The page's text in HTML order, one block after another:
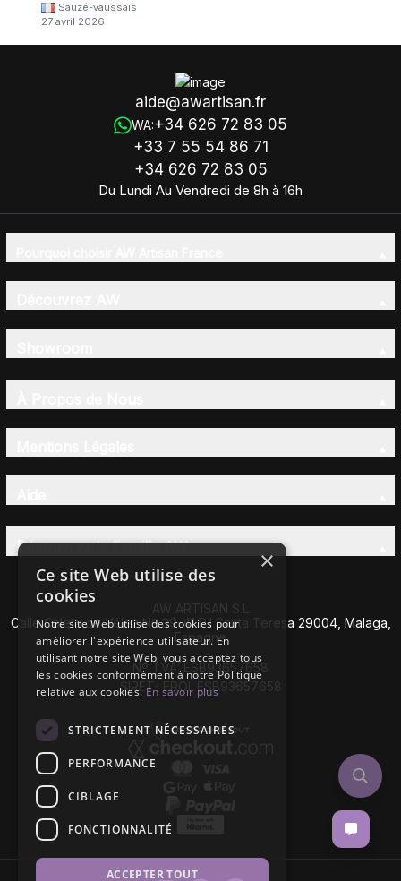
Sauzé-vaussais
27 avril 2026
aide@awartisan.fr
WA:+34 626 72 83 05
+33 7 55 54 86 71
+34 626 72 83 05
Du Lundi Au Vendredi de 8h à 16h
Découvrez la Famille AW
AW ARTISAN S.L
Calle Caleta de Vélez Nº 39-41 P.I Santa Teresa 29004, Malaga,
Espagne
Nº TVA: ESB93657658
SIRET- EROI: ESB93657658
×
Ce site Web utilise des
cookies
Notre site Web utilise des cookies pour
améliorer l'expérience utilisateur. En
utilisant notre site Web, vous acceptez tous
les cookies conformément à notre Politique
relative aux cookies.En savoir plus
STRICTEMENT NÉCESSAIRES
PERFORMANCE
CIBLAGE
FONCTIONNALITÉ
ACCEPTER TOUT